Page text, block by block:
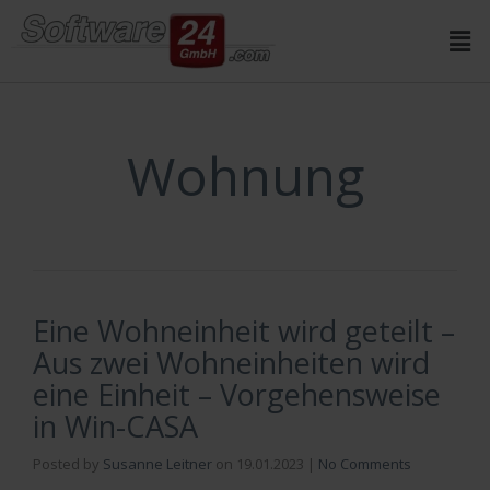
springen
Wohnung
Eine Wohneinheit wird geteilt –
Aus zwei Wohneinheiten wird
eine Einheit – Vorgehensweise
in Win-CASA
Posted by Susanne Leitner on 19.01.2023 | No Comments